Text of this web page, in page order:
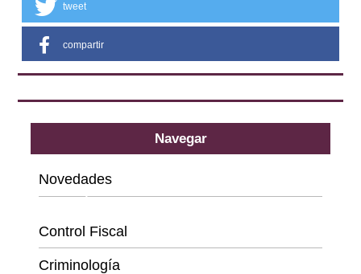
tweet
compartir
Navegar
Novedades
Categorías
Control Fiscal
Criminología